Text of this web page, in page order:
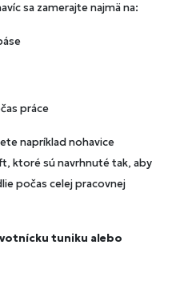
sa zamerajte najmä na:
práce
napríklad nohavice
ktoré sú navrhnuté tak, aby
počas celej pracovnej
tuniku alebo